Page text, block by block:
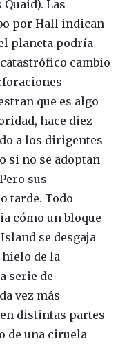
Las
por Hall indican
planeta podría
cambio
que es algo
hace diez
a los dirigentes
si no se adoptan
sus
tarde. Todo
cómo un bloque
se desgaja
hielo de la
serie de
vez más
distintas partes
de una ciruela